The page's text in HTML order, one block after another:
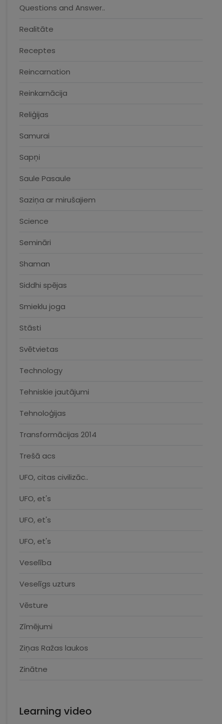
Questions and Answer..
Realitāte
Receptes
Reincarnation
Reinkarnācija
Reliģijas
Samurai
Sapņi
Saule Pasaule
Saziņa ar mirušajiem
Science
Semināri
Shaman
Siddhi spējas
Smieklu joga
Stāsti
Svētvietas
Technology
Tehniskie jautājumi
Tehnoloģijas
Transformācijas 2014
Trešā acs
UFO, citas civilizāc..
UFO, et's
UFO, et's
UFO, et's
Veselība
Veselīgs uzturs
Vēsture
Zīmējumi
Ziņas Ražas laukos
Zinātne
Learning video